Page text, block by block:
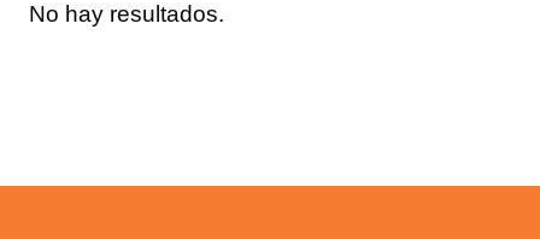
No hay resultados.